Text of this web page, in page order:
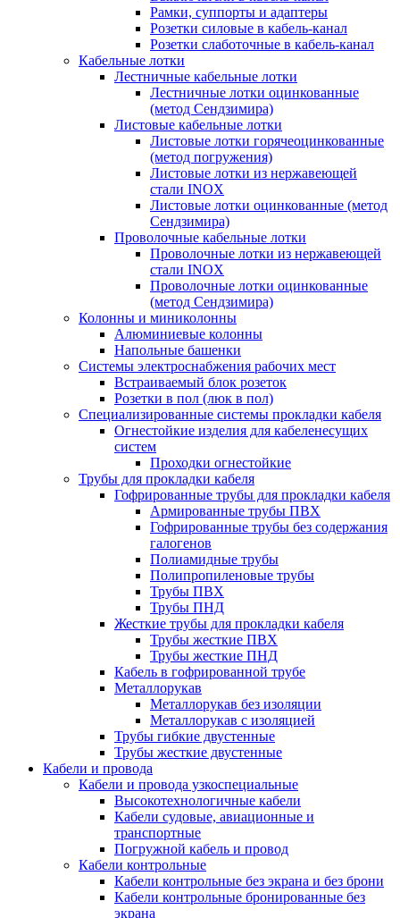
Рамки, суппорты и адаптеры
Розетки силовые в кабель-канал
Розетки слаботочные в кабель-канал
Кабельные лотки
Лестничные кабельные лотки
Лестничные лотки оцинкованные
(метод Сендзимира)
Листовые кабельные лотки
Листовые лотки горячеоцинкованные
(метод погружения)
Листовые лотки из нержавеющей
стали INOX
Листовые лотки оцинкованные (метод
Сендзимира)
Проволочные кабельные лотки
Проволочные лотки из нержавеющей
стали INOX
Проволочные лотки оцинкованные
(метод Сендзимира)
Колонны и миниколонны
Алюминиевые колонны
Напольные башенки
Системы электроснабжения рабочих мест
Встраиваемый блок розеток
Розетки в пол (люк в пол)
Специализированные системы прокладки кабеля
Огнестойкие изделия для кабеленесущих
систем
Проходки огнестойкие
Трубы для прокладки кабеля
Гофрированные трубы для прокладки кабеля
Армированные трубы ПВХ
Гофрированные трубы без содержания
галогенов
Полиамидные трубы
Полипропиленовые трубы
Трубы ПВХ
Трубы ПНД
Жесткие трубы для прокладки кабеля
Трубы жесткие ПВХ
Трубы жесткие ПНД
Кабель в гофрированной трубе
Металлорукав
Металлорукав без изоляции
Металлорукав с изоляцией
Трубы гибкие двустенные
Трубы жесткие двустенные
Кабели и провода
Кабели и провода узкоспециальные
Высокотехнологичные кабели
Кабели судовые, авиационные и
транспортные
Погружной кабель и провод
Кабели контрольные
Кабели контрольные без экрана и без брони
Кабели контрольные бронированные без
экрана